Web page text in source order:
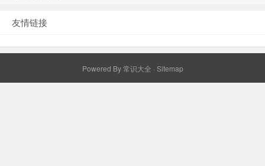
友情链接
Powered By常识大全 · Sitemap